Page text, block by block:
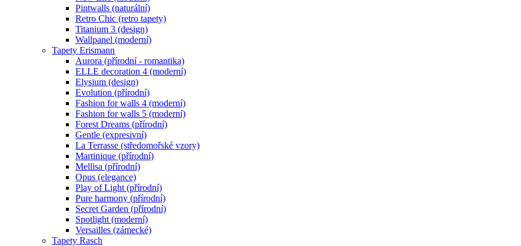
Pintwalls (naturální)
Retro Chic (retro tapety)
Titanium 3 (design)
Wallpanel (moderní)
Tapety Erismann
Aurora (přírodní - romantika)
ELLE decoration 4 (moderní)
Elysium (design)
Evolution (přírodní)
Fashion for walls 4 (moderní)
Fashion for walls 5 (moderní)
Forest Dreams (přírodní)
Gentle (expresivní)
La Terrasse (středomořské vzory)
Martinique (přírodní)
Mellisa (přírodní)
Opus (elegance)
Play of Light (přírodní)
Pure harmony (přírodní)
Secret Garden (přírodní)
Spotlight (moderní)
Versailles (zámecké)
Tapety Rasch